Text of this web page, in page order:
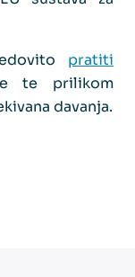
pratiti
te prilikom
davanja.